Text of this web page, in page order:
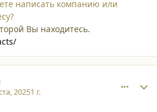
написать компанию или
Вы находитесь.
20251 г.